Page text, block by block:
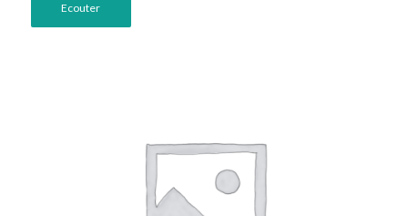
Ecouter